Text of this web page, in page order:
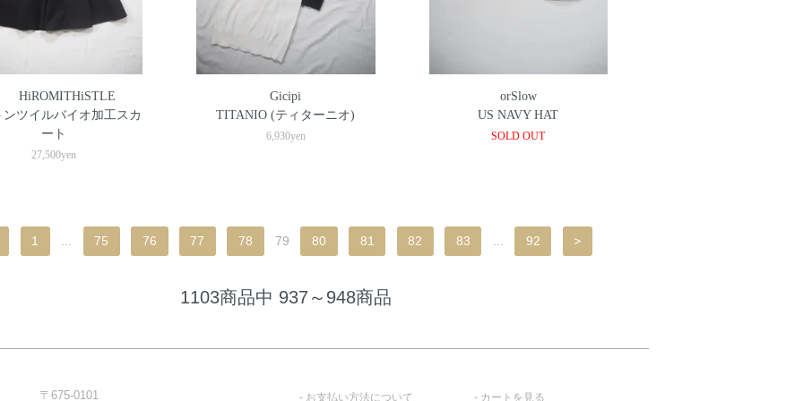
HiROMITHiSTLE
ンツイルバイオ加工スカ
ート
27,500yen
Gicipi
TITANIO (ティターニオ)
6,930yen
orSlow
US NAVY HAT
SOLD OUT
1 ... 75 76 77 78 79 80 81 82 83 ... 92 >
1103商品中 937～948商品
〒675-0101 お支払い方法について カートを見る